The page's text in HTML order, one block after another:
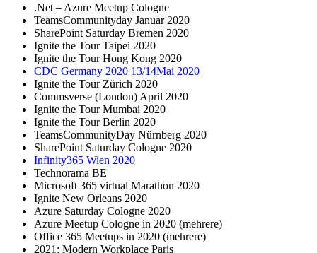
.Net – Azure Meetup Cologne
TeamsCommunityday Januar 2020
SharePoint Saturday Bremen 2020
Ignite the Tour Taipei 2020
Ignite the Tour Hong Kong 2020
CDC Germany 2020 13/14Mai 2020
Ignite the Tour Zürich 2020
Commsverse (London) April 2020
Ignite the Tour Mumbai 2020
Ignite the Tour Berlin 2020
TeamsCommunityDay Nürnberg 2020
SharePoint Saturday Cologne 2020
Infinity365 Wien 2020
Technorama BE
Microsoft 365 virtual Marathon 2020
Ignite New Orleans 2020
Azure Saturday Cologne 2020
Azure Meetup Cologne in 2020 (mehrere)
Office 365 Meetups in 2020 (mehrere)
2021: Modern Workplace Paris